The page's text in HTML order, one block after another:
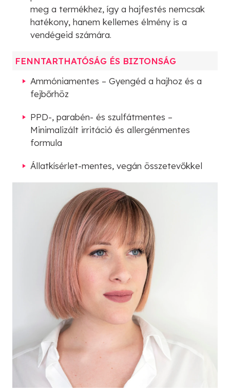
meg a termékhez, így a hajfestés nemcsak
hatékony, hanem kellemes élmény is a
vendégeid számára.
FENNTARTHATÓSÁG ÉS BIZTONSÁG
Ammóniamentes – Gyengéd a hajhoz és a
fejbőrhöz
PPD-, parabén- és szulfátmentes –
Minimalizált irritáció és allergénmentes
formula
Állatkísérlet-mentes, vegán összetevőkkel